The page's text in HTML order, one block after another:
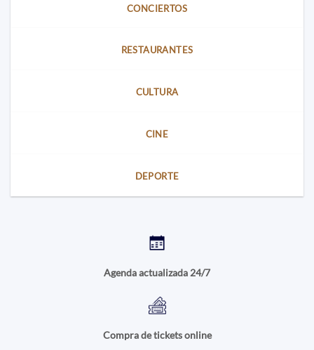
CONCIERTOS
RESTAURANTES
CULTURA
CINE
DEPORTE
Agenda actualizada 24/7
Compra de tickets online